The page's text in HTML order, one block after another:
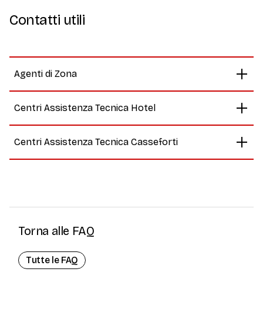
Contatti utili
Agenti di Zona
Centri Assistenza Tecnica Hotel
Centri Assistenza Tecnica Casseforti
Torna alle FAQ
Tutte le FAQ